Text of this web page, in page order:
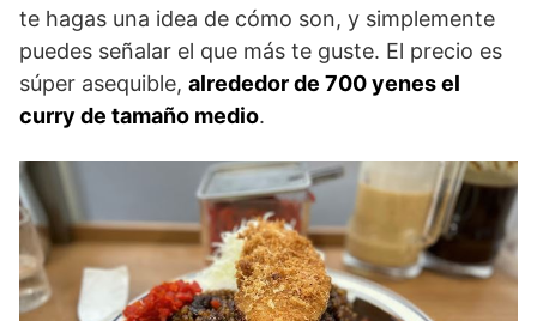
te hagas una idea de cómo son, y simplemente
puedes señalar el que más te guste. El precio es
súper asequible, alrededor de 700 yenes el
curry de tamaño medio.